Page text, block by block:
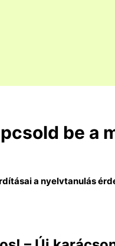
be a
a nyelvtanulás